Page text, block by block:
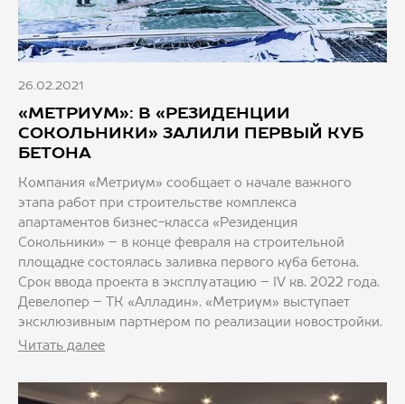
26.02.2021
«МЕТРИУМ»: В «РЕЗИДЕНЦИИ
СОКОЛЬНИКИ» ЗАЛИЛИ ПЕРВЫЙ КУБ
БЕТОНА
Компания «Метриум» сообщает о начале важного
этапа работ при строительстве комплекса
апартаментов бизнес-класса «Резиденция
Сокольники» – в конце февраля на строительной
площадке состоялась заливка первого куба бетона.
Срок ввода проекта в эксплуатацию – IV кв. 2022 года.
Девелопер – ТК «Алладин». «Метриум» выступает
эксклюзивным партнером по реализации новостройки.
Читать далее